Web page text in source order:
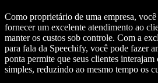
Como proprietário de uma empresa,
fornecer um excelente atendimento ao
manter os custos sob controle. Com a
para fala da Speechify, você pode fazer
ponta permite que seus clientes interajam
simples, reduzindo ao mesmo tempo os